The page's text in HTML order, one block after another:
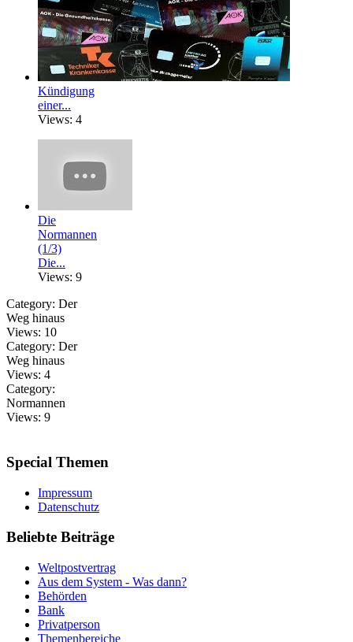
Kündigung
einer...
Views: 4
Die
Normannen
(1/3)
Die...
Views: 9
Category: Der
Weg hinaus
Views: 10
Category: Der
Weg hinaus
Views: 4
Category:
Normannen
Views: 9
Special Themen
Impressum
Datenschutz
Beliebte Beiträge
Weltpostvertrag
Aus dem System - Was dann?
Behörden
Bank
Privatperson
Themenbereiche